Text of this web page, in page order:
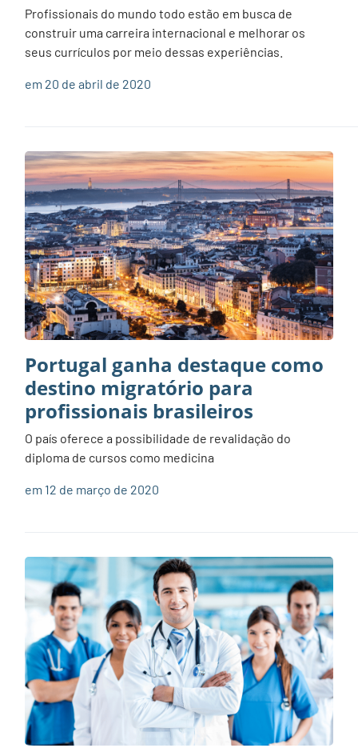
Profissionais do mundo todo estão em busca de
construir uma carreira internacional e melhorar os
seus currículos por meio dessas experiências.
em 20 de abril de 2020
Portugal ganha destaque como
destino migratório para
profissionais brasileiros
O país oferece a possibilidade de revalidação do
diploma de cursos como medicina
em 12 de março de 2020